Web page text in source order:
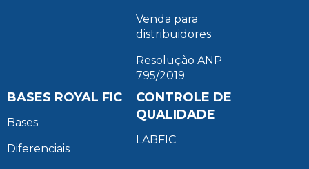
Venda para
distribuidores
Resolução ANP
795/2019
BASES ROYAL FIC
Bases
Diferenciais
CONTROLE DE
QUALIDADE
LABFIC